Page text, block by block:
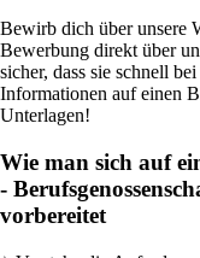
Bewirb dich über unsere
Bewerbung direkt über
sicher, dass sie schnell
Informationen auf einen
Unterlagen!
Wie man sich auf
-
vorbereitet